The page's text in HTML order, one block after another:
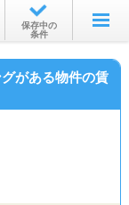
保存中の
条件
がある物件の賃